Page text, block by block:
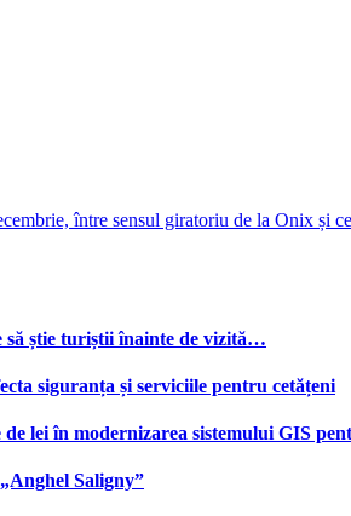
între sensul giratoriu de la Onix și
să știe turiștii înainte de vizită…
siguranța și serviciile pentru cetățeni
lei în modernizarea sistemului GIS
Saligny”